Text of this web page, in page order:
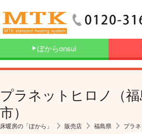
ぽからonsui
プラネットヒロノ（
市）
床暖房の「ぽから」 販売店 福島県 プラ